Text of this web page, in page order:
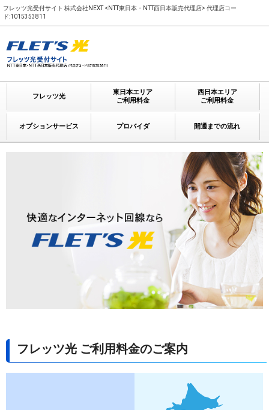
フレッツ光受付サイト 株式会社NEXT <NTT東日本・NTT西日本販売代理店> 代理店コー
ド:1015353811
フレッツ光
東日本エリア
ご利用料金
西日本エリア
ご利用料金
オプションサービス プロバイダ 開通までの流れ
フレッツ光 ご利用料金のご案内